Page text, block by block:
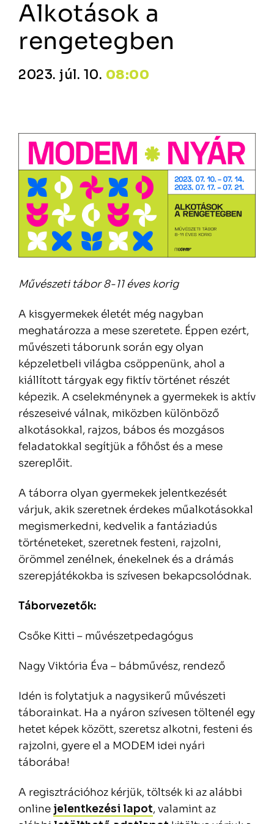
Alkotások a
rengetegben
2023. júl. 10. 08:00
Művészeti tábor 8-11 éves korig
A kisgyermekek életét még nagyban
meghatározza a mese szeretete. Éppen ezért,
művészeti táborunk során egy olyan
képzeletbeli világba csöppenünk, ahol a
kiállított tárgyak egy fiktív történet részét
képezik. A cselekménynek a gyermekek is aktív
részeseivé válnak, miközben különböző
alkotásokkal, rajzos, bábos és mozgásos
feladatokkal segítjük a főhőst és a mese
szereplőit.
A táborra olyan gyermekek jelentkezését
várjuk, akik szeretnek érdekes műalkotásokkal
megismerkedni, kedvelik a fantáziadús
történeteket, szeretnek festeni, rajzolni,
örömmel zenélnek, énekelnek és a drámás
szerepjátékokba is szívesen bekapcsolódnak.
Táborvezetők:
Csőke Kitti – művészetpedagógus
Nagy Viktória Éva – bábművész, rendező
Idén is folytatjuk a nagysikerű művészeti
táborainkat. Ha a nyáron szívesen töltenél egy
hetet képek között, szeretsz alkotni, festeni és
rajzolni, gyere el a MODEM idei nyári
táborába!
A regisztrációhoz kérjük, töltsék ki az alábbi
online jelentkezési lapot, valamint az